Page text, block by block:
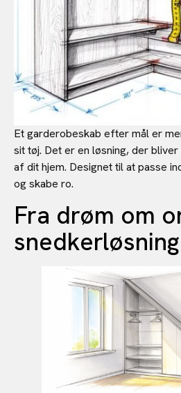
Et garderobeskab efter mål er
sit tøj. Det er en løsning, der
af dit hjem. Designet til at passe
og skabe ro.
Fra drøm om
snedkerløsning